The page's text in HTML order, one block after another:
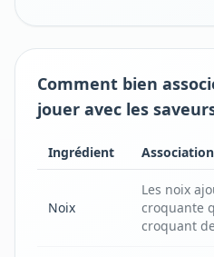
Comment bien
jouer avec les
Ingrédient Association
Noix
Les noix
croquante
croquant